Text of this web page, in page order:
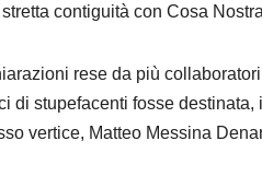
contiguità con Cosa
rese da più
di stupefacenti fosse destinata,
vertice, Matteo Messina